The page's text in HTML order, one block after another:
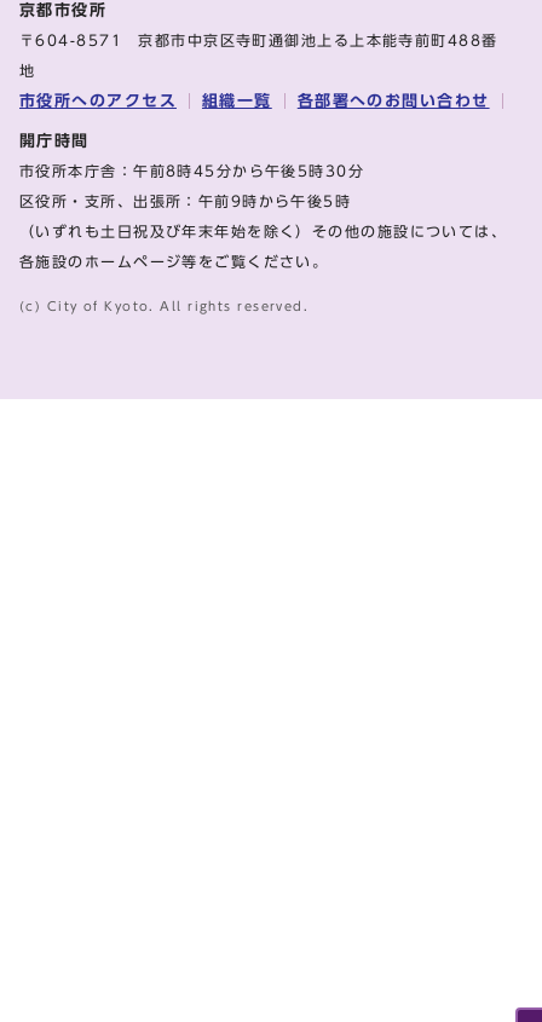
京都市役所
〒604-8571 京都市中京区寺町通御池上る上本能寺前町488番
地
市役所へのアクセス 組織一覧 各部署へのお問い合わせ
開庁時間
市役所本庁舎：午前8時45分から午後5時30分
区役所・支所、出張所：午前9時から午後5時
（いずれも土日祝及び年末年始を除く）その他の施設については、
各施設のホームページ等をご覧ください。
(c) City of Kyoto. All rights reserved.